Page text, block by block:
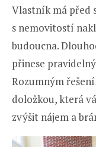
Vlastník má před
s nemovitostí
budoucna.
přinese
Rozumným
doložkou, která
zvýšit nájem a